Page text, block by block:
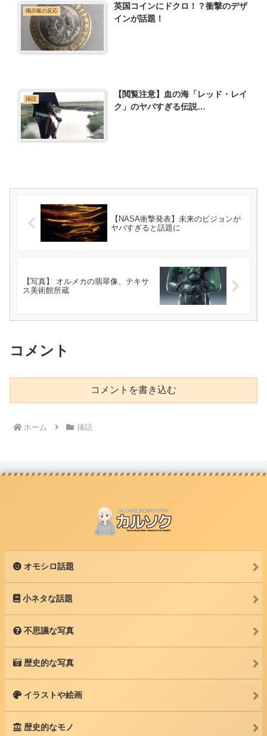
掲示板の反応
英国コインにドクロ！？衝撃のデザ
インが話題！
挿話
【閲覧注意】血の海「レッド・レイ
ク」のヤバすぎる伝説…
【NASA衝撃発表】未来のビジョンが
ヤバすぎると話題に
【写真】 オルメカの翡翠像、テキサ
ス美術館所蔵
コメント
コメントを書き込む
ホーム 挿話
オモシロ話題
小ネタな話題
不思議な写真
歴史的な写真
イラストや絵画
歴史的なモノ